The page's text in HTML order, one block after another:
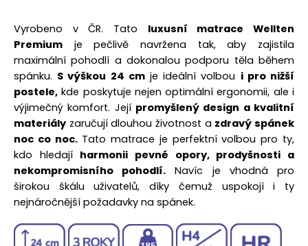
Vyrobeno v ČR. Tato luxusní matrace Wellten
Premium je pečlivě navržena tak, aby zajistila
maximální pohodlí a dokonalou podporu těla během
spánku. S výškou 24 cmje ideální volbou i pro nižší
postele, kde poskytuje nejen optimální ergonomii, ale i
výjimečný komfort. Její promyšlený design a kvalitní
materiály zaručují dlouhou životnost a zdravý spánek
noc co noc.Tato matrace je perfektní volbou pro ty,
kdo hledají harmonii pevné opory, prodyšnosti a
nekompromisního pohodlí. Navíc je vhodná pro
širokou škálu uživatelů, díky čemuž uspokojí i ty
nejnáročnější požadavky na spánek.